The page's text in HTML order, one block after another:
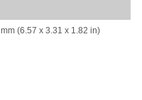
(6.57 x 3.31 x 1.82 in)